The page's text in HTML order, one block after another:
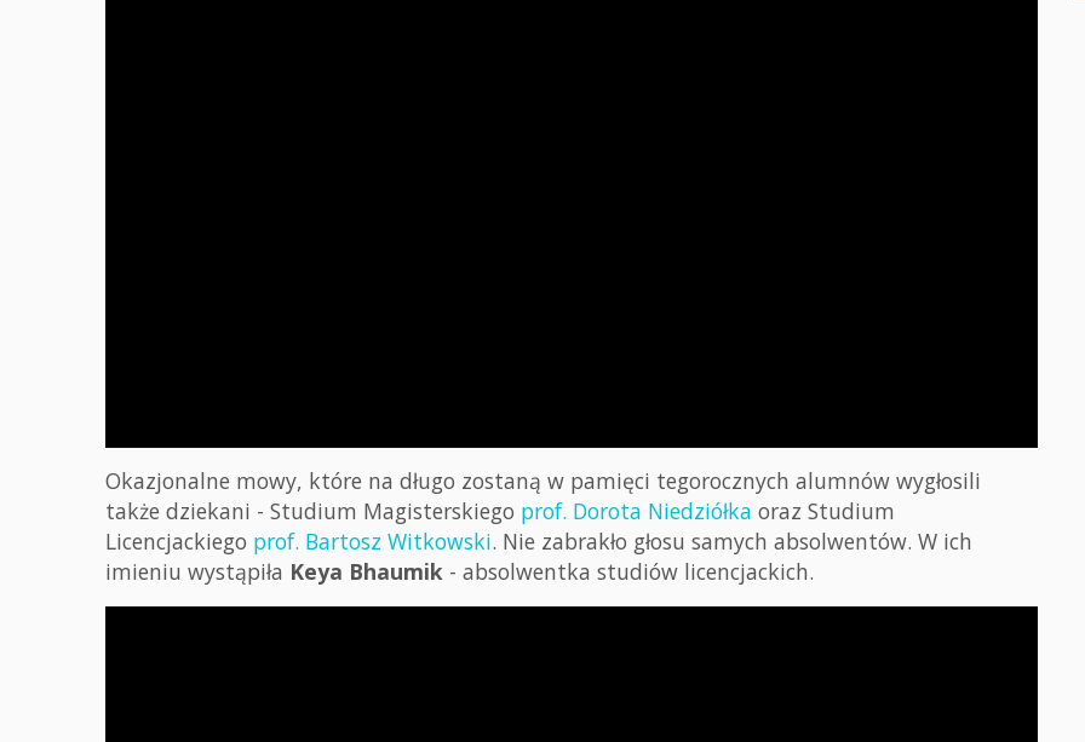
Okazjonalne mowy, które na długo zostaną w pamięci tegorocznych alumnów wygłosili
także dziekani - Studium Magisterskiego prof. Dorota Niedziółka oraz Studium
Licencjackiego prof. Bartosz Witkowski. Nie zabrakło głosu samych absolwentów. W ich
imieniu wystąpiła Keya Bhaumik - absolwentka studiów licencjackich.